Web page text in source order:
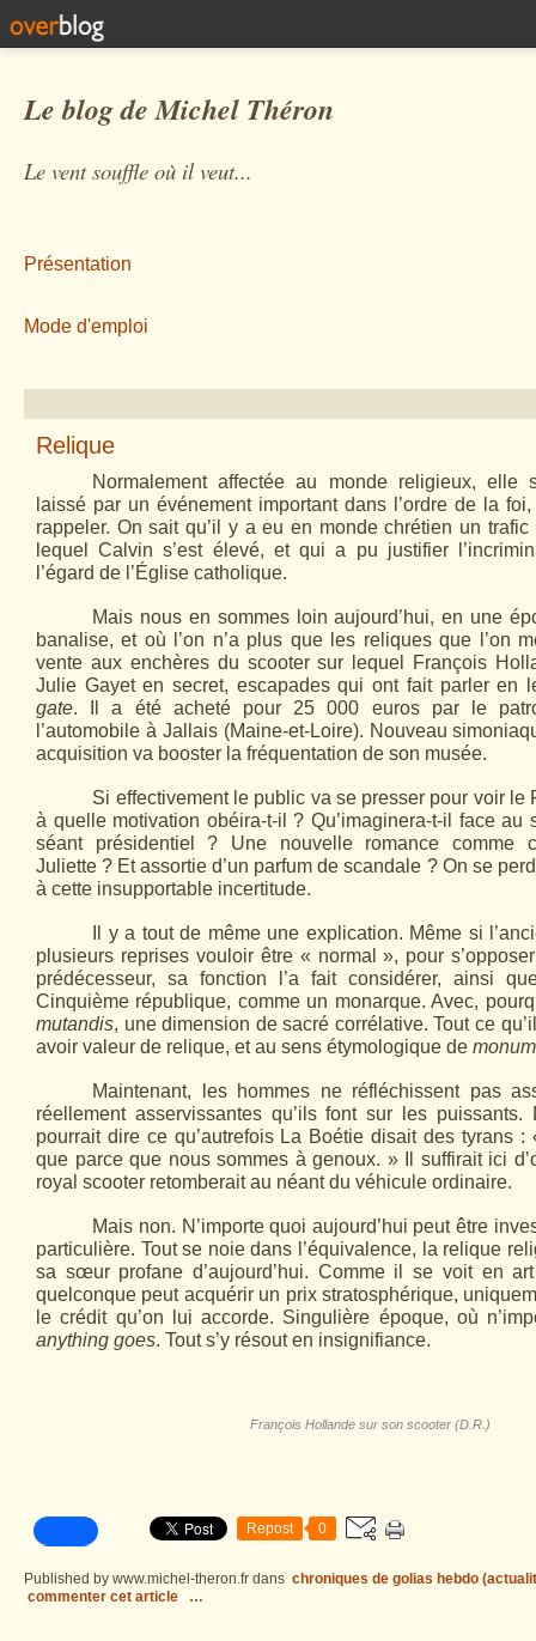
Le blog de Michel Théron
Le vent souffle où il veut...
Présentation
Mode d'emploi
Relique
Normalement affectée au monde religieux, elle
laissé par un événement important dans l’ordre de la
rappeler. On sait qu’il y a eu en monde chrétien un
lequel Calvin s’est élevé, et qui a pu justifier
l’égard de l’Église catholique.
Mais nous en sommes loin aujourd’hui, en une
banalise, et où l’on n’a plus que les reliques que l’on
vente aux enchères du scooter sur lequel François
Julie Gayet en secret, escapades qui ont fait parler en
gate. Il a été acheté pour 25 000 euros par le
l’automobile à Jallais (Maine-et-Loire). Nouveau
acquisition va booster la fréquentation de son musée.
Si effectivement le public va se presser pour voir le
à quelle motivation obéira-t-il ? Qu’imaginera-t-il face au
séant présidentiel ? Une nouvelle romance comme
Juliette ? Et assortie d’un parfum de scandale ? On se
à cette insupportable incertitude.
Il y a tout de même une explication. Même si
plusieurs reprises vouloir être « normal », pour
prédécesseur, sa fonction l’a fait considérer, ainsi
Cinquième république, comme un monarque. Avec,
mutandis, une dimension de sacré corrélative. Tout ce
avoir valeur de relique, et au sens étymologique de
Maintenant, les hommes ne réfléchissent pas
réellement asservissantes qu’ils font sur les
pourrait dire ce qu’autrefois La Boétie disait des tyrans
que parce que nous sommes à genoux. » Il suffirait ici
royal scooter retomberait au néant du véhicule ordinaire.
Mais non. N’importe quoi aujourd’hui peut être
particulière. Tout se noie dans l’équivalence, la relique
sa sœur profane d’aujourd’hui. Comme il se voit en
quelconque peut acquérir un prix stratosphérique,
le crédit qu’on lui accorde. Singulière époque, où
anything goes. Tout s’y résout en insignifiance.
François Hollande sur son scooter (D.R.)
Repost 0
Published by www.michel-theron.fr dans chroniques de golias hebdo
commenter cet article
…